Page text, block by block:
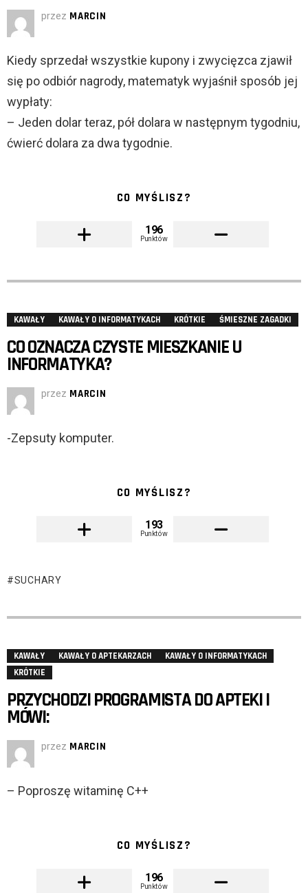
przez MARCIN
Kiedy sprzedał wszystkie kupony i zwycięzca zjawił
się po odbiór nagrody, matematyk wyjaśnił sposób jej
wypłaty:
– Jeden dolar teraz, pół dolara w następnym tygodniu,
ćwierć dolara za dwa tygodnie.
CO MYŚLISZ?
196
Punktów
KAWAŁY KAWAŁY O INFORMATYKACH KRÓTKIE ŚMIESZNE ZAGADKI
CO OZNACZA CZYSTE MIESZKANIE U
INFORMATYKA?
przez MARCIN
-Zepsuty komputer.
CO MYŚLISZ?
193
Punktów
SUCHARY
KAWAŁY KAWAŁY O APTEKARZACH
KAWAŁY O INFORMATYKACH
KRÓTKIE
PRZYCHODZI PROGRAMISTA DO APTEKI I
MÓWI:
przez MARCIN
– Poproszę witaminę C++
CO MYŚLISZ?
196
Punktów